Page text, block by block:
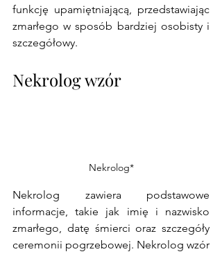
funkcję upamiętniającą, przedstawiając
zmarłego w sposób bardziej osobisty i
szczegółowy.
Nekrolog wzór
Nekrolog*
Nekrolog zawiera podstawowe
informacje, takie jak imię i nazwisko
zmarłego, datę śmierci oraz szczegóły
ceremonii pogrzebowej. Nekrolog wzór